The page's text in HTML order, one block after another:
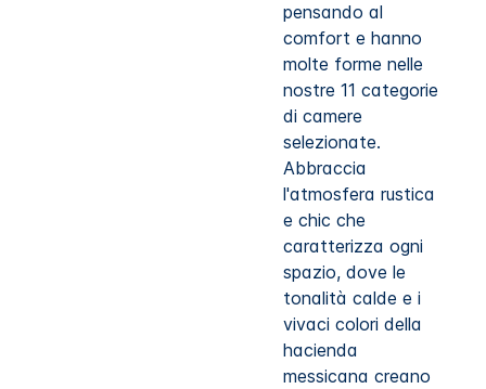
pensando al
comfort e hanno
molte forme nelle
nostre 11 categorie
di camere
selezionate.
Abbraccia
l'atmosfera rustica
e chic che
caratterizza ogni
spazio, dove le
tonalità calde e i
vivaci colori della
hacienda
messicana creano